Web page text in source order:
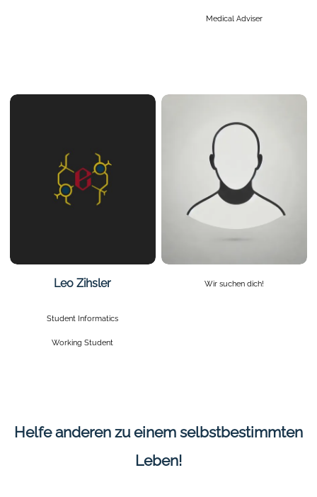
Medical Adviser
Student Informatics
Working Student
Leo Zihsler Wir suchen dich!
Helfe anderen zu einem selbstbestimmten
Leben!